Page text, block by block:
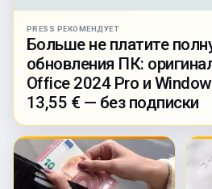
PRESS РЕКОМЕНДУЕТ
Больше не платите
обновления ПК:
Office 2024 Pro и
13,55 € — без подписки